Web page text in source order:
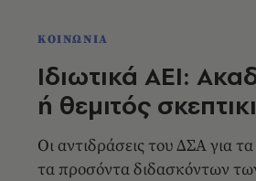
ΚΟΙΝΩΝΙΑ
Ιδιωτικά ΑΕΙ:
ή θεμιτός
Οι αντιδράσεις του ΔΣΑ για
τα προσόντα διδασκόντων